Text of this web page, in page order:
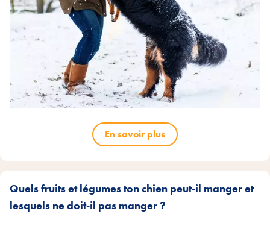
En savoir plus
Quels fruits et légumes ton chien peut-il manger et
lesquels ne doit-il pas manger ?